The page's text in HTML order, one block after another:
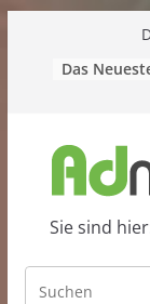
contentDas
Sie sind